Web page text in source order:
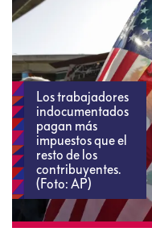
Los trabajadores
indocumentados
pagan más
impuestos que el
resto de los
contribuyentes.
(Foto: AP)